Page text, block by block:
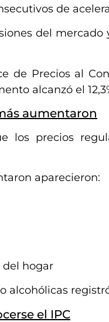
de
del mercado
de Precios al
alcanzó el
aumentaron
los precios
aparecieron:
del hogar
alcohólicas
el IPC